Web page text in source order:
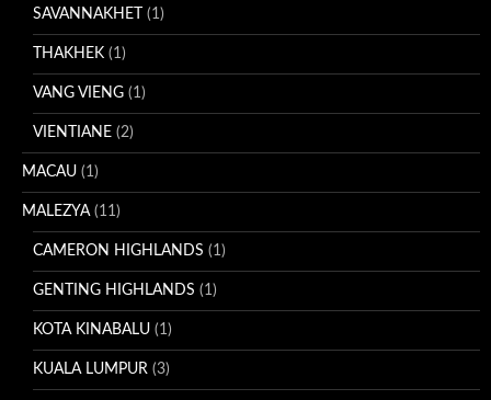
SAVANNAKHET (1)
THAKHEK (1)
VANG VIENG (1)
VIENTIANE (2)
MACAU (1)
MALEZYA(11)
CAMERON HIGHLANDS (1)
GENTING HIGHLANDS (1)
KOTA KINABALU (1)
KUALA LUMPUR (3)